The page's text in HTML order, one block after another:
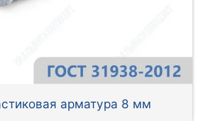
арматура 8 мм